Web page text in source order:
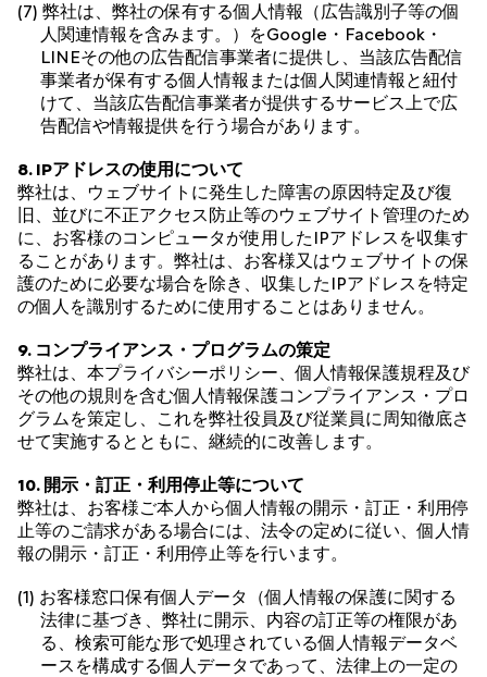
(7) 弊社は、弊社の保有する個人情報（広告識別子等の個
人関連情報を含みます。）をGoogle・Facebook・
LINEその他の広告配信事業者に提供し、当該広告配信
事業者が保有する個人情報または個人関連情報と紐付
けて、当該広告配信事業者が提供するサービス上で広
告配信や情報提供を行う場合があります。
8. IPアドレスの使用について
弊社は、ウェブサイトに発生した障害の原因特定及び復
旧、並びに不正アクセス防止等のウェブサイト管理のため
に、お客様のコンピュータが使用したIPアドレスを収集す
ることがあります。弊社は、お客様又はウェブサイトの保
護のために必要な場合を除き、収集したIPアドレスを特定
の個人を識別するために使用することはありません。
9. コンプライアンス・プログラムの策定
弊社は、本プライバシーポリシー、個人情報保護規程及び
その他の規則を含む個人情報保護コンプライアンス・プロ
グラムを策定し、これを弊社役員及び従業員に周知徹底さ
せて実施するとともに、継続的に改善します。
10. 開示・訂正・利用停止等について
弊社は、お客様ご本人から個人情報の開示・訂正・利用停
止等のご請求がある場合には、法令の定めに従い、個人情
報の開示・訂正・利用停止等を行います。
(1) お客様窓口保有個人データ（個人情報の保護に関する
法律に基づき、弊社に開示、内容の訂正等の権限があ
る、検索可能な形で処理されている個人情報データベ
ースを構成する個人データであって、法律上の一定の